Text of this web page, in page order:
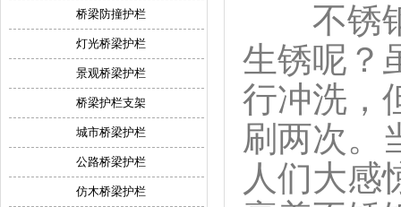
不锈钢
生锈呢？
行冲洗，
刷两次。
人们大感
桥梁防撞护栏
灯光桥梁护栏
景观桥梁护栏
桥梁护栏支架
城市桥梁护栏
公路桥梁护栏
仿木桥梁护栏